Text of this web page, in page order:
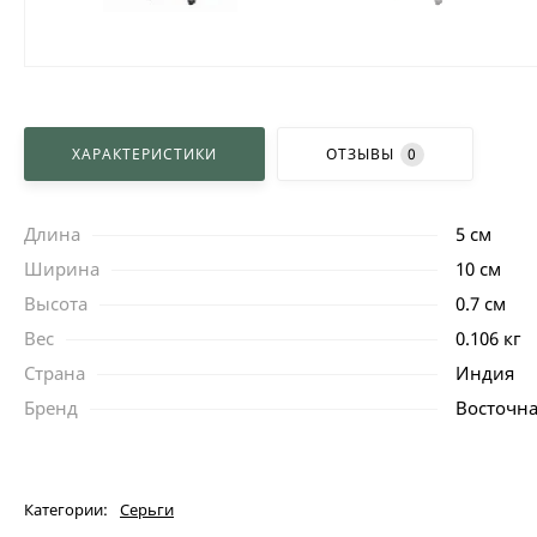
ХАРАКТЕРИСТИКИ ОТЗЫВЫ 0
Длина
5 см
Ширина
10 см
Высота
0.7 см
Вес
0.106 кг
Страна
Индия
Бренд
Категории: Серьги